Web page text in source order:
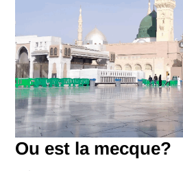
Ou est la mecque?